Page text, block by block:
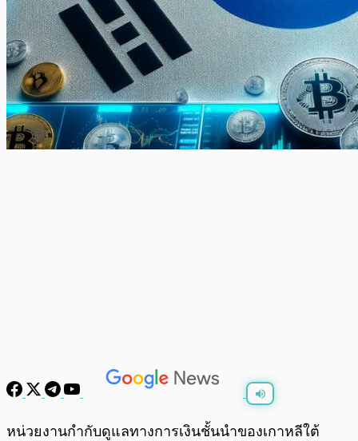
พร้อมเล่น /0:00
หน่วยงานกำกับดูแลทางการเงินชั้นนำของเกาหลีใต้